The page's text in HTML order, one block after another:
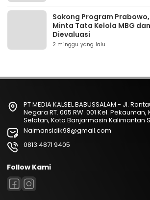
Sokong Program Prabowo,
Minta Tata Kelola MBG
Dievaluasi
2 minggu yang lalu
PT MEDIA KALSEL BABUSSALAM - Jl.
Negara RT. 005 RW. 001 Kel.
Selatan, Kota Banjarmasin Kalimantan
Naimansidik98@gmail.com
0813 4871 9405
Follow Kami